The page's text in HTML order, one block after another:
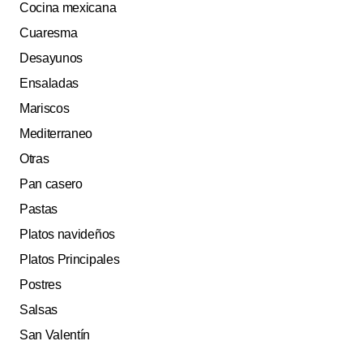
Cocina mexicana
Cuaresma
Desayunos
Ensaladas
Mariscos
Mediterraneo
Otras
Pan casero
Pastas
Platos navideños
Platos Principales
Postres
Salsas
San Valentín